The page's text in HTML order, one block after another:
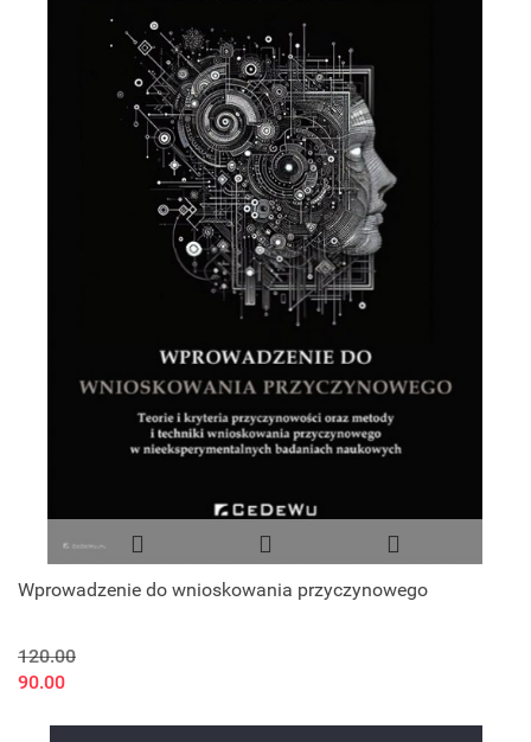
Wprowadzenie do wnioskowania przyczynowego
120.00
90.00